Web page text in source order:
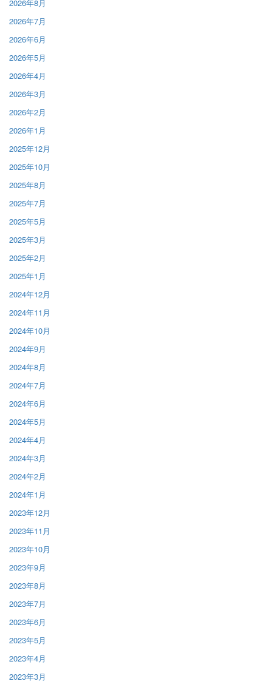
2026年8月
2026年7月
2026年6月
2026年5月
2026年4月
2026年3月
2026年2月
2026年1月
2025年12月
2025年10月
2025年8月
2025年7月
2025年5月
2025年3月
2025年2月
2025年1月
2024年12月
2024年11月
2024年10月
2024年9月
2024年8月
2024年7月
2024年6月
2024年5月
2024年4月
2024年3月
2024年2月
2024年1月
2023年12月
2023年11月
2023年10月
2023年9月
2023年8月
2023年7月
2023年6月
2023年5月
2023年4月
2023年3月